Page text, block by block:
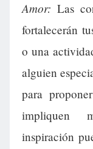
Amor: Las
fortalecerán
o una
alguien
para
impliquen
inspiración